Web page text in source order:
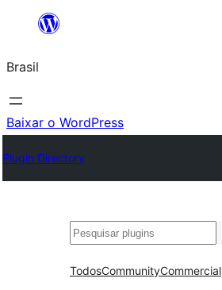
o
conteúdo
Brasil
Baixar o WordPress
Plugin Directory
Pesquisar
TodosCommunityCommercial